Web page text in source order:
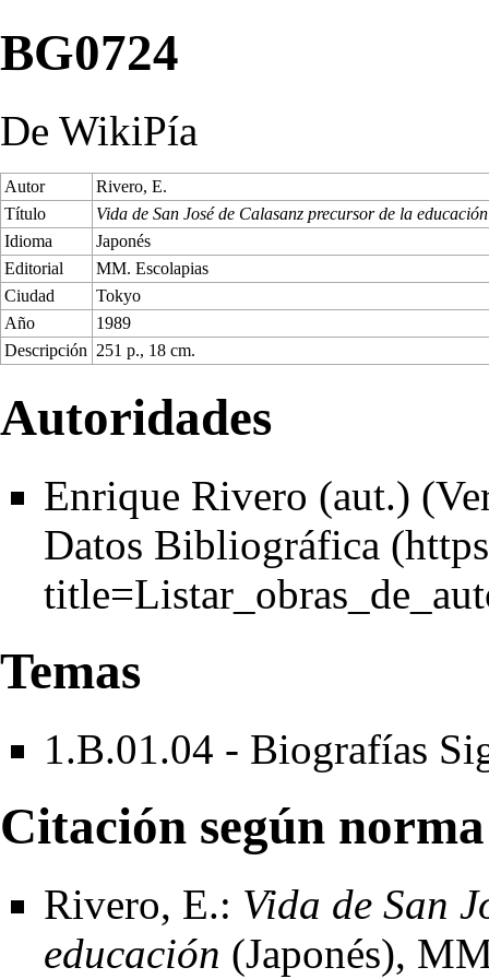
BG0724
De WikiPía
Autor
Rivero, E.
Título
Vida de San José de Calasanz precursor de la educación
Idioma
Japonés
Editorial
MM. Escolapias
Ciudad
Tokyo
Año
1989
Descripción 251 p., 18 cm.
Autoridades
Enrique Rivero (aut.) (
Datos Bibliográfica
Temas
1.B.01.04 - Biografías
Citación según
Rivero, E.: Vida de San
educación (Japonés),